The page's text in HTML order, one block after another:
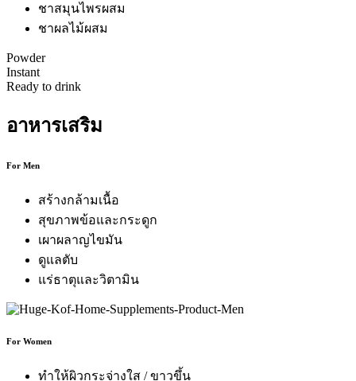
ชาสมุนไพรผสม
ชาผลไม้ผสม
Powder
Instant
Ready to drink
อาหารเสริม
For Men
สร้างกล้ามเนื้อ
สุขภาพข้อและกระดูก
เผาผลาญไขมัน
ดูแลตับ
แร่ธาตุและวิตามิน
For Women
ทำให้ผิวกระจ่างใส / ขาวขึ้น